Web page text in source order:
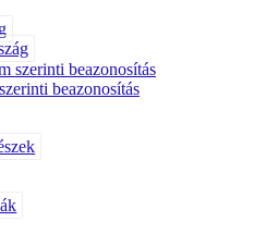
szerinti beazonosítás
beazonosítás